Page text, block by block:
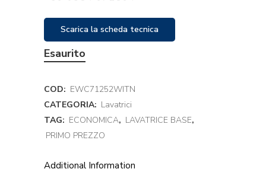
Scarica la scheda tecnica
Esaurito
COD: EWC71252WITN
CATEGORIA: Lavatrici
TAG: ECONOMICA, LAVATRICE BASE,
PRIMO PREZZO
Additional Information